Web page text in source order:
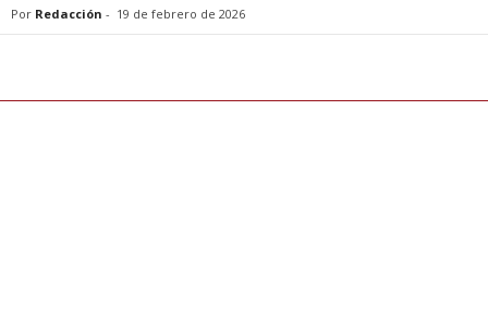
Por Redacción - 19 de febrero de 2026